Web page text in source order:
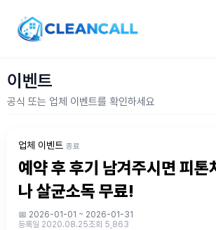
이벤트
공식 또는 업체 이벤트를 확인하세요
업체 이벤트 종료
예약 후 후기 남겨주시면 피
나 살균소독 무료!
📅 2026-01-01 ~ 2026-01-31
등록일 2020.08.25조회 5,863